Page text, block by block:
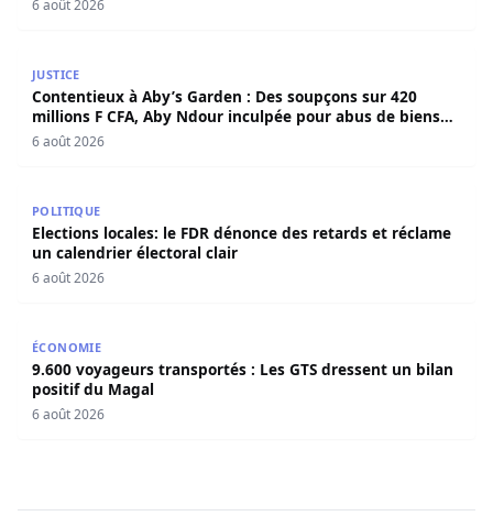
6 août 2026
JUSTICE
Contentieux à Aby’s Garden : Des soupçons sur 420
millions F CFA, Aby Ndour inculpée pour abus de biens
sociaux
6 août 2026
POLITIQUE
Elections locales: le FDR dénonce des retards et réclame
un calendrier électoral clair
6 août 2026
ÉCONOMIE
9.600 voyageurs transportés : Les GTS dressent un bilan
positif du Magal
6 août 2026